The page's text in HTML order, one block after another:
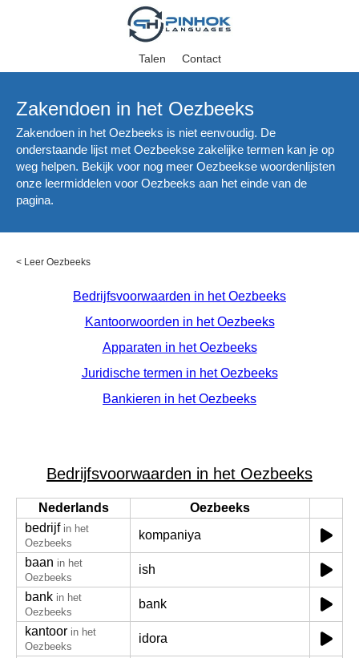
Talen Contact
Zakendoen in het Oezbeeks
Zakendoen in het Oezbeeks is niet eenvoudig. De
onderstaande lijst met Oezbeekse zakelijke termen kan je op
weg helpen. Bekijk voor nog meer Oezbeekse woordenlijsten
onze leermiddelen voor Oezbeeks aan het einde van de
pagina.
< Leer Oezbeeks
Bedrijfsvoorwaarden in het Oezbeeks
Kantoorwoorden in het Oezbeeks
Apparaten in het Oezbeeks
Juridische termen in het Oezbeeks
Bankieren in het Oezbeeks
Bedrijfsvoorwaarden in het Oezbeeks
Nederlands
Oezbeeks
bedrijf in het
Oezbeeks
kompaniya
baan in het
Oezbeeks
ish
bank in het
Oezbeeks
bank
kantoor in het
Oezbeeks
idora